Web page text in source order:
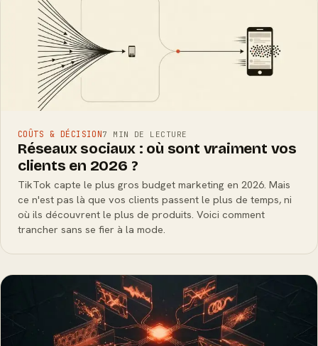
COÛTS & DÉCISION7 MIN DE LECTURE
Réseaux sociaux : où sont vraiment vos
clients en 2026 ?
TikTok capte le plus gros budget marketing en 2026. Mais
ce n'est pas là que vos clients passent le plus de temps, ni
où ils découvrent le plus de produits. Voici comment
trancher sans se fier à la mode.